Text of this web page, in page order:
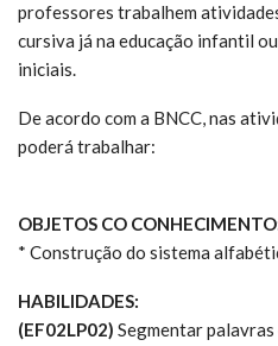
professores trabalhem
cursiva já na educação infantil
iniciais.
De acordo com a BNCC, nas
poderá trabalhar:
OBJETOS CO
* Construção do sistema
HABILIDADES:
(EF02LP02) Segmentar